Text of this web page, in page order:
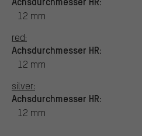
12 mm
red:
Achsdurchmesser HR:
12 mm
silver:
Achsdurchmesser HR:
12 mm